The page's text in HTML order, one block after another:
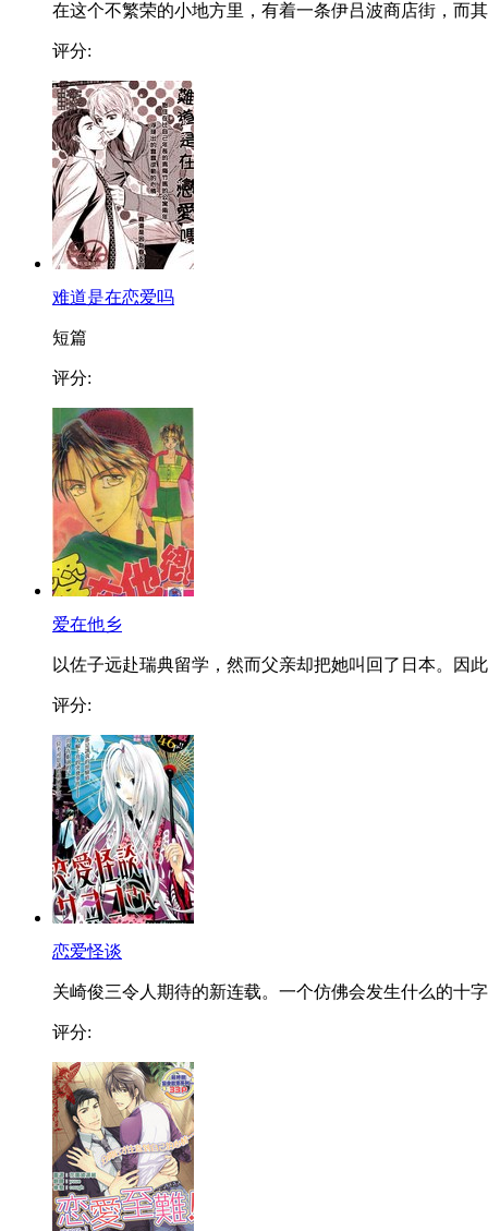
在这个不繁荣的小地方里，有着一条伊吕波商店街，而
评分:
难道是在恋爱吗
短篇
评分:
爱在他乡
以佐子远赴瑞典留学，然而父亲却把她叫回了日本。因
评分:
恋爱怪谈
关崎俊三令人期待的新连载。一个仿佛会发生什么的十
评分: